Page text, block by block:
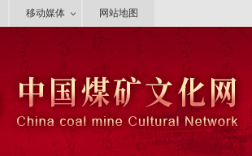
移动媒体 网站地图